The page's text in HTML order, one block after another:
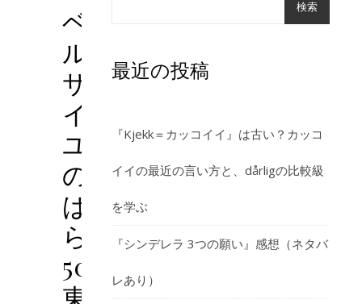
ベ
ル
サ
イ
ユ
の
ば
ら
50・
東
検索
最近の投稿
『Kjekk＝カッコイイ』は古い？カッコ
イイの最近の言い方と、dårligの比較級
を学ぶ
『シンデレラ 3つの願い』感想（ネタバ
レあり）